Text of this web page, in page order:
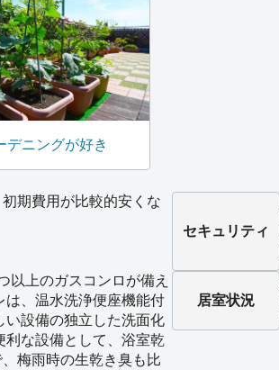
デニングが好き
期費用が比較的安くな
セキュリティ
以上のガスコンロが備え
は、温水洗浄便座機能付
い設備の独立した洗面化
な設備として、浴室乾
梅雨時の生乾き臭も比
居室状況